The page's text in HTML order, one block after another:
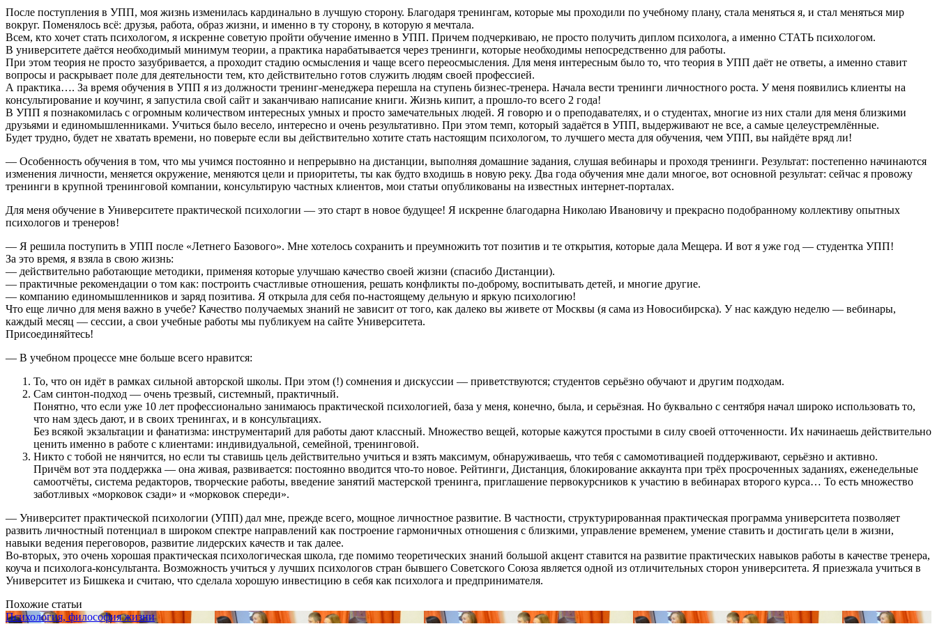
После поступления в УПП, моя жизнь изменилась кардинально в лучшую сторону. Благодаря тренингам, которые мы проходили по учебному плану, стала меняться я, и стал меняться мир
вокруг. Поменялось всё: друзья, работа, образ жизни, и именно в ту сторону, в которую я мечтала.
Всем, кто хочет стать психологом, я искренне советую пройти обучение именно в УПП. Причем подчеркиваю, не просто получить диплом психолога, а именно СТАТЬ психологом.
В университете даётся необходимый минимум теории, а практика нарабатывается через тренинги, которые необходимы непосредственно для работы.
При этом теория не просто зазубривается, а проходит стадию осмысления и чаще всего переосмысления. Для меня интересным было то, что теория в УПП даёт не ответы, а именно ставит
вопросы и раскрывает поле для деятельности тем, кто действительно готов служить людям своей профессией.
А практика…. За время обучения в УПП я из должности тренинг-менеджера перешла на ступень бизнес-тренера. Начала вести тренинги личностного роста. У меня появились клиенты на
консультирование и коучинг, я запустила свой сайт и заканчиваю написание книги. Жизнь кипит, а прошло-то всего 2 года!
В УПП я познакомилась с огромным количеством интересных умных и просто замечательных людей. Я говорю и о преподавателях, и о студентах, многие из них стали для меня близкими
друзьями и единомышленниками. Учиться было весело, интересно и очень результативно. При этом темп, который задаётся в УПП, выдерживают не все, а самые целеустремлённые.
Будет трудно, будет не хватать времени, но поверьте если вы действительно хотите стать настоящим психологом, то лучшего места для обучения, чем УПП, вы найдёте вряд ли!
— Особенность обучения в том, что мы учимся постоянно и непрерывно на дистанции, выполняя домашние задания, слушая вебинары и проходя тренинги. Результат: постепенно начинаются
изменения личности, меняется окружение, меняются цели и приоритеты, ты как будто входишь в новую реку. Два года обучения мне дали многое, вот основной результат: сейчас я провожу
тренинги в крупной тренинговой компании, консультирую частных клиентов, мои статьи опубликованы на известных интернет-порталах.
Для меня обучение в Университете практической психологии — это старт в новое будущее! Я искренне благодарна Николаю Ивановичу и прекрасно подобранному коллективу опытных
психологов и тренеров!
— Я решила поступить в УПП после «Летнего Базового». Мне хотелось сохранить и преумножить тот позитив и те открытия, которые дала Мещера. И вот я уже год — студентка УПП!
За это время, я взяла в свою жизнь:
— действительно работающие методики, применяя которые улучшаю качество своей жизни (спасибо Дистанции).
— практичные рекомендации о том как: построить счастливые отношения, решать конфликты по-доброму, воспитывать детей, и многие другие.
— компанию единомышленников и заряд позитива. Я открыла для себя по-настоящему дельную и яркую психологию!
Что еще лично для меня важно в учебе? Качество получаемых знаний не зависит от того, как далеко вы живете от Москвы (я сама из Новосибирска). У нас каждую неделю — вебинары,
каждый месяц — сессии, а свои учебные работы мы публикуем на сайте Университета.
Присоединяйтесь!
— В учебном процессе мне больше всего нравится:
То, что он идёт в рамках сильной авторской школы. При этом (!) сомнения и дискуссии — приветствуются; студентов серьёзно обучают и другим подходам.
Сам синтон-подход — очень трезвый, системный, практичный.
Понятно, что если уже 10 лет профессионально занимаюсь практической психологией, база у меня, конечно, была, и серьёзная. Но буквально с сентября начал широко использовать то,
что нам здесь дают, и в своих тренингах, и в консультациях.
Без всякой экзальтации и фанатизма: инструментарий для работы дают классный. Множество вещей, которые кажутся простыми в силу своей отточенности. Их начинаешь действительно
ценить именно в работе с клиентами: индивидуальной, семейной, тренинговой.
Никто с тобой не нянчится, но если ты ставишь цель действительно учиться и взять максимум, обнаруживаешь, что тебя с самомотивацией поддерживают, серьёзно и активно.
Причём вот эта поддержка — она живая, развивается: постоянно вводится что-то новое. Рейтинги, Дистанция, блокирование аккаунта при трёх просроченных заданиях, еженедельные
самоотчёты, система редакторов, творческие работы, введение занятий мастерской тренинга, приглашение первокурсников к участию в вебинарах второго курса… То есть множество
заботливых «морковок сзади» и «морковок спереди».
— Университет практической психологии (УПП) дал мне, прежде всего, мощное личностное развитие. В частности, структурированная практическая программа университета позволяет
развить личностный потенциал в широком спектре направлений как построение гармоничных отношения с близкими, управление временем, умение ставить и достигать цели в жизни,
навыки ведения переговоров, развитие лидерских качеств и так далее.
Во-вторых, это очень хорошая практическая психологическая школа, где помимо теоретических знаний большой акцент ставится на развитие практических навыков работы в качестве тренера,
коуча и психолога-консультанта. Возможность учиться у лучших психологов стран бывшего Советского Союза является одной из отличительных сторон университета. Я приезжала учиться в
Университет из Бишкека и считаю, что сделала хорошую инвестицию в себя как психолога и предпринимателя.
Похожие статьи
Психология, философия жизни